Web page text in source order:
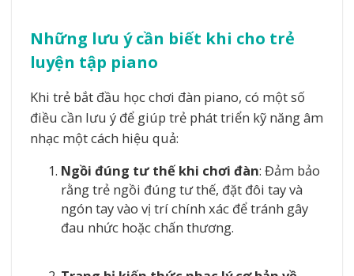
Những lưu ý cần biết khi cho trẻ
luyện tập piano
Khi trẻ bắt đầu học chơi đàn piano, có một số
điều cần lưu ý để giúp trẻ phát triển kỹ năng âm
nhạc một cách hiệu quả:
Ngồi đúng tư thế khi chơi đàn: Đảm bảo
rằng trẻ ngồi đúng tư thế, đặt đôi tay và
ngón tay vào vị trí chính xác để tránh gây
đau nhức hoặc chấn thương.